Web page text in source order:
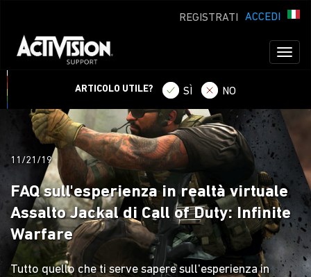
ACCEDI
REGISTRATI
ARTICOLO UTILE? SÌ NO
11/21/19
FAQ sull'esperienza in realtà virtuale
Assalto Jackal di Call of Duty: Infinite
Warfare
Tutto quello che ti serve sapere sull'esperienza in